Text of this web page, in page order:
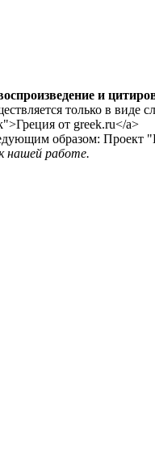
и
только в виде
от greek.ru</a>
образом: Проект
нашей работе.